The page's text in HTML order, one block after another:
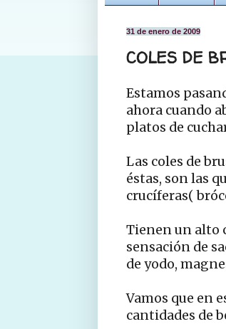
31 de enero de 2009
COLES DE
Estamos
ahora cuando
platos de
Las coles de
éstas, son las
crucíferas(
Tienen un alto
sensación de
de yodo,
Vamos que en
cantidades de